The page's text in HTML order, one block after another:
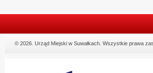
© 2026. Urząd Miejski w Suwałkach. Wszystkie prawa